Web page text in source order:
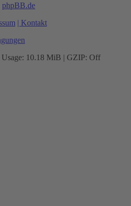
phpBB.de
| Kontakt
Usage: 10.18 MiB | GZIP: Off